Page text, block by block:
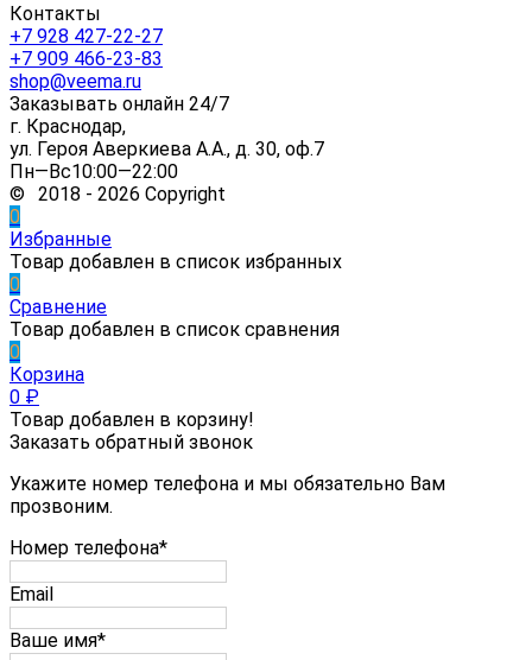
Контакты
+7 928 427-22-27
+7 909 466-23-83
shop@veema.ru
Заказывать онлайн 24/7
г. Краснодар,
ул. Героя Аверкиева А.А., д. 30, оф.7
Пн—Вс10:00—22:00
© 2018 - 2026 Copyright
0
Избранные
Товар добавлен в список избранных
0
Сравнение
Товар добавлен в список сравнения
0
Корзина
0 ₽
Товар добавлен в корзину!
Заказать обратный звонок
Укажите номер телефона и мы обязательно Вам
прозвоним.
Номер телефона*
Email
Ваше имя*